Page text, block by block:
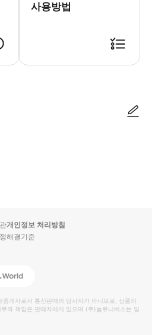
사용방법
개인정보 처리방침
해결기준
Global
중개자로서 통신판매의 당사자가 아니므로, 상품의
와 책임은 판매자에게 있으며 (주)놀유니버스는 일